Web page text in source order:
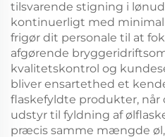
tilsvarende stigning i
kontinuerligt med
frigør dit personale til at
afgørende
kvalitetskontrol og
bliver ensartethed et
flaskefyldte produkter, når
udstyr til fyldning af
præcis samme mængde